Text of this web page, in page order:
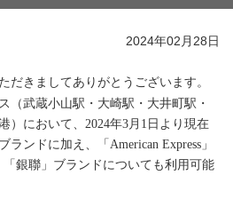
2024年02月28日
だきましてありがとうございます。
（武蔵小山駅・大崎駅・大井町駅・
）において、 2024年3月 1 日より現在
ブランドに加え、「 American Express 」
「銀聯」ブランドについても利用可能